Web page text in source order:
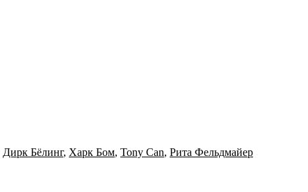
Дирк Бёлинг, Харк Бом, Tony Can, Рита Фельдмайер